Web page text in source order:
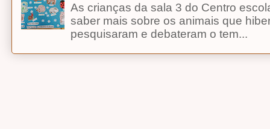
As crianças da sala 3 do Centro
saber mais sobre os animais que
pesquisaram e debateram o tem...